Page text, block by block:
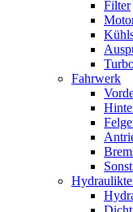
Filter
Fahrwerk